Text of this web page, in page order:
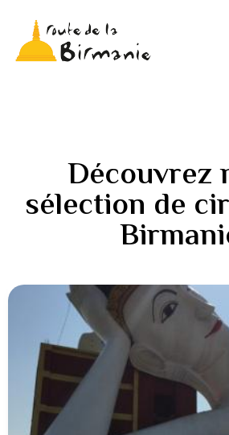
Découvrez
sélection de